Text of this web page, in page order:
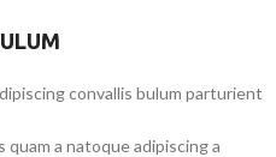
convallis bulum parturient
a natoque adipiscing a